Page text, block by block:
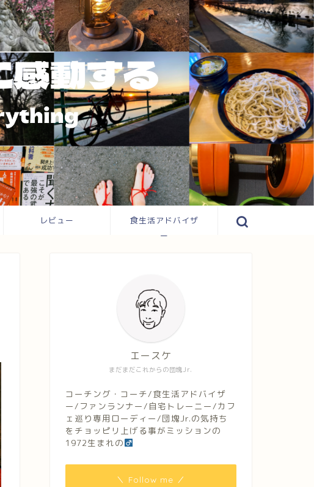
レビュー
食生活アドバイザ
ー
まだまだこれからの団塊Jr.
エースケ
コーチング・コーチ/食生活アドバイザ
ー/ファンランナー/自宅トレーニー/カフ
ェ巡り専用ローディー/団塊Jr.の気持ち
をチョッピリ上げる事がミッションの
1972生まれの
＼ Follow me ／